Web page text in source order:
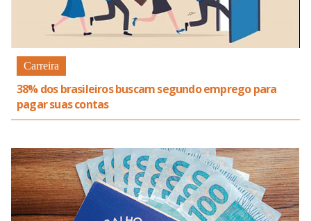
Carreira
38% dos brasileiros buscam segundo emprego para
pagar suas contas